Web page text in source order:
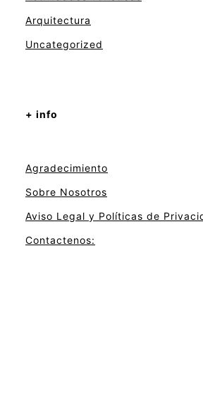
Arquitectura
Uncategorized
+ info
Agradecimiento
Sobre Nosotros
Aviso Legal y Políticas de
Contactenos: